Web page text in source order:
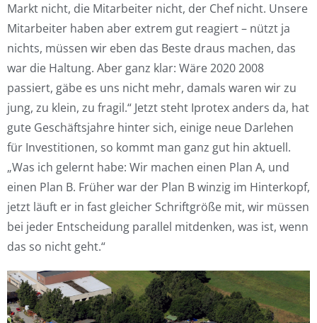
Markt nicht, die Mitarbeiter nicht, der Chef nicht. Unsere
Mitarbeiter haben aber extrem gut reagiert – nützt ja
nichts, müssen wir eben das Beste draus machen, das
war die Haltung. Aber ganz klar: Wäre 2020 2008
passiert, gäbe es uns nicht mehr, damals waren wir zu
jung, zu klein, zu fragil.“ Jetzt steht Iprotex anders da, hat
gute Geschäftsjahre hinter sich, einige neue Darlehen
für Investitionen, so kommt man ganz gut hin aktuell.
„Was ich gelernt habe: Wir machen einen Plan A, und
einen Plan B. Früher war der Plan B winzig im Hinterkopf,
jetzt läuft er in fast gleicher Schriftgröße mit, wir müssen
bei jeder Entscheidung parallel mitdenken, was ist, wenn
das so nicht geht.“